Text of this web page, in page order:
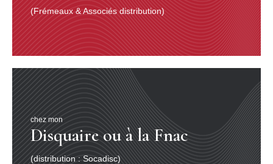
(Frémeaux & Associés distribution)
chez mon
Disquaire ou à la Fnac
(distribution : Socadisc)